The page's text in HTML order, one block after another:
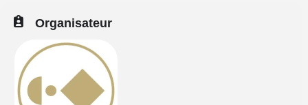
Organisateur